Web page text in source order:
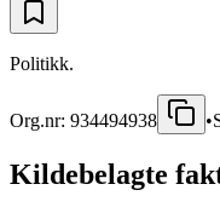
Politikk.
Org.nr: 934494938 •
Kildebelagte